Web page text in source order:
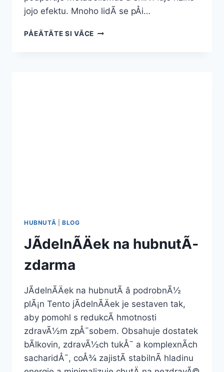
jojo efektu. Mnoho lidÃ­ se pÅi…
PÅEÄTÄTE SI VÃ­CEZDRAVÃ½
HUBNUTÃ­ BLOG
JÃ­delnÃ­Äek na hubnutÃ­
zdarma
JÃ­delnÃ­Äek na hubnutÃ­ â podrobnÃ½
plÃ¡n Tento jÃ­delnÃ­Äek je sestaven tak,
aby pomohl s redukcÃ­ hmotnosti
zdravÃ½m zpÅ¯sobem. Obsahuje dostatek
bÃ­lkovin, zdravÃ½ch tukÅ¯ a komplexnÃ­ch
sacharidÅ¯, coÅ¾ zajistÃ­ stabilnÃ­ hladinu